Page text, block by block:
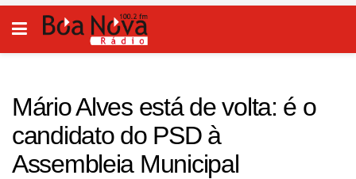
Mário Alves está de volta: é o
candidato do PSD à
Assembleia Municipal